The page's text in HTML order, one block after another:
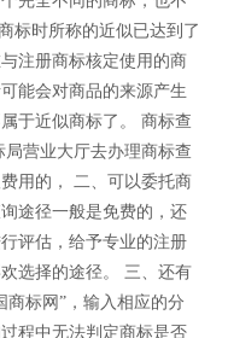
标时所称的近似已达到了
注册商标核定使用的商
能会对商品的来源产生
于近似商标了。 商标查
营业大厅去办理商标查
用的， 二、可以委托商
途径一般是免费的，还
评估，给予专业的注册
选择的途径。 三、还有
商标网”，输入相应的分
程中无法判定商标是否